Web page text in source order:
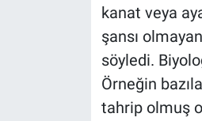
kanat veya
şansı
söyledi.
Örneğin
tahrip olmuş